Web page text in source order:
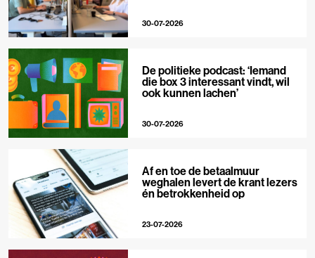
30-07-2026
De politieke podcast: ‘Iemand
die box 3 interessant vindt, wil
ook kunnen lachen’
30-07-2026
Af en toe de betaalmuur
weghalen levert de krant lezers
én betrokkenheid op
23-07-2026